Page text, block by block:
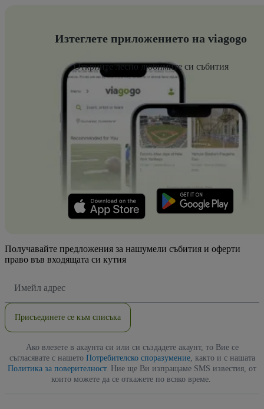
Изтеглете приложението на viagogo
Открийте лесно любимите си събития
Получавайте предложения за нашумели събития и оферти
право във входящата си кутия
адрес
Присъединете се към списъка
Ако влезете в акаунта си или си създадете акаунт, то Вие се
съгласявате с нашето Потребителско споразумение, както и с нашата
Политика за поверителност. Ние ще Ви изпращаме SMS известия, от
които можете да се откажете по всяко време.